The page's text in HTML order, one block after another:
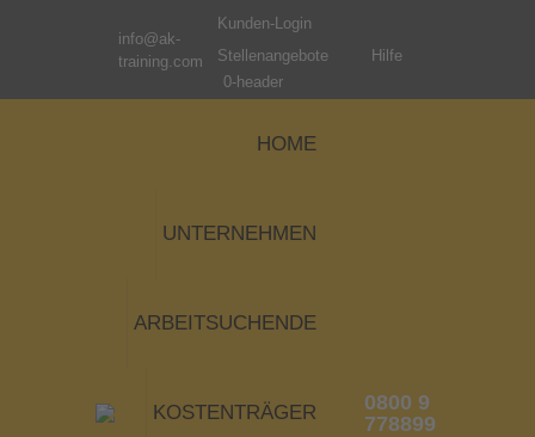
info@ak-
training.com
Kunden-Login
Stellenangebote
Hilfe
0-header
HOME
UNTERNEHMEN
ARBEITSUCHENDE
KOSTENTRÄGER
0800 9
778899